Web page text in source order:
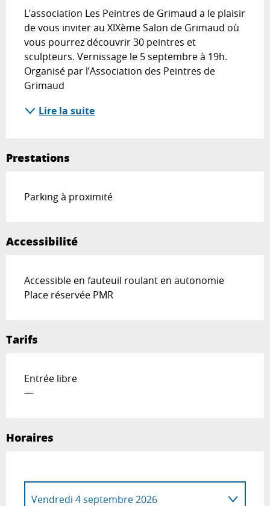
L’association Les Peintres de Grimaud a le plaisir
de vous inviter au XIXème Salon de Grimaud où
vous pourrez découvrir 30 peintres et
sculpteurs. Vernissage le 5 septembre à 19h.
Organisé par l’Association des Peintres de
Grimaud
Lire la suite
Prestations
Parking à proximité
Accessibilité
Accessible en fauteuil roulant en autonomie
Place réservée PMR
Tarifs
Entrée libre
—
Horaires
Vendredi 4 septembre 2026